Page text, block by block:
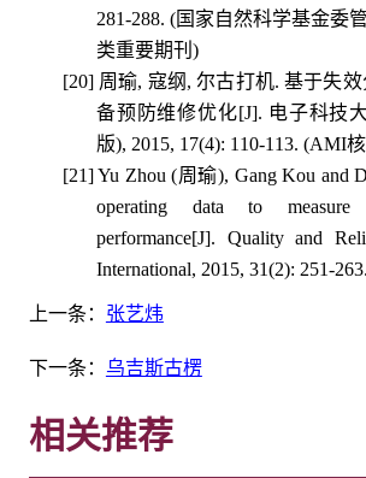
281-288. (国家自然科学基金委
类重要期刊 )
[20] 周瑜, 寇纲 ,尔古打机.基于失
备预防维修优化[J]. 电子科技
版), 2015, 17(4): 110-113. (AMI
[21]Yu Zhou (周瑜), Gang Kou and
operating data to measure
performance[J]. Quality and
International, 2015, 31(2): 251-
上一条： 张艺炜
下一条： 乌吉斯古楞
相关推荐